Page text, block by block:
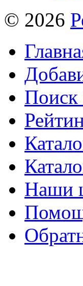
© 2026
Поиск
Наши